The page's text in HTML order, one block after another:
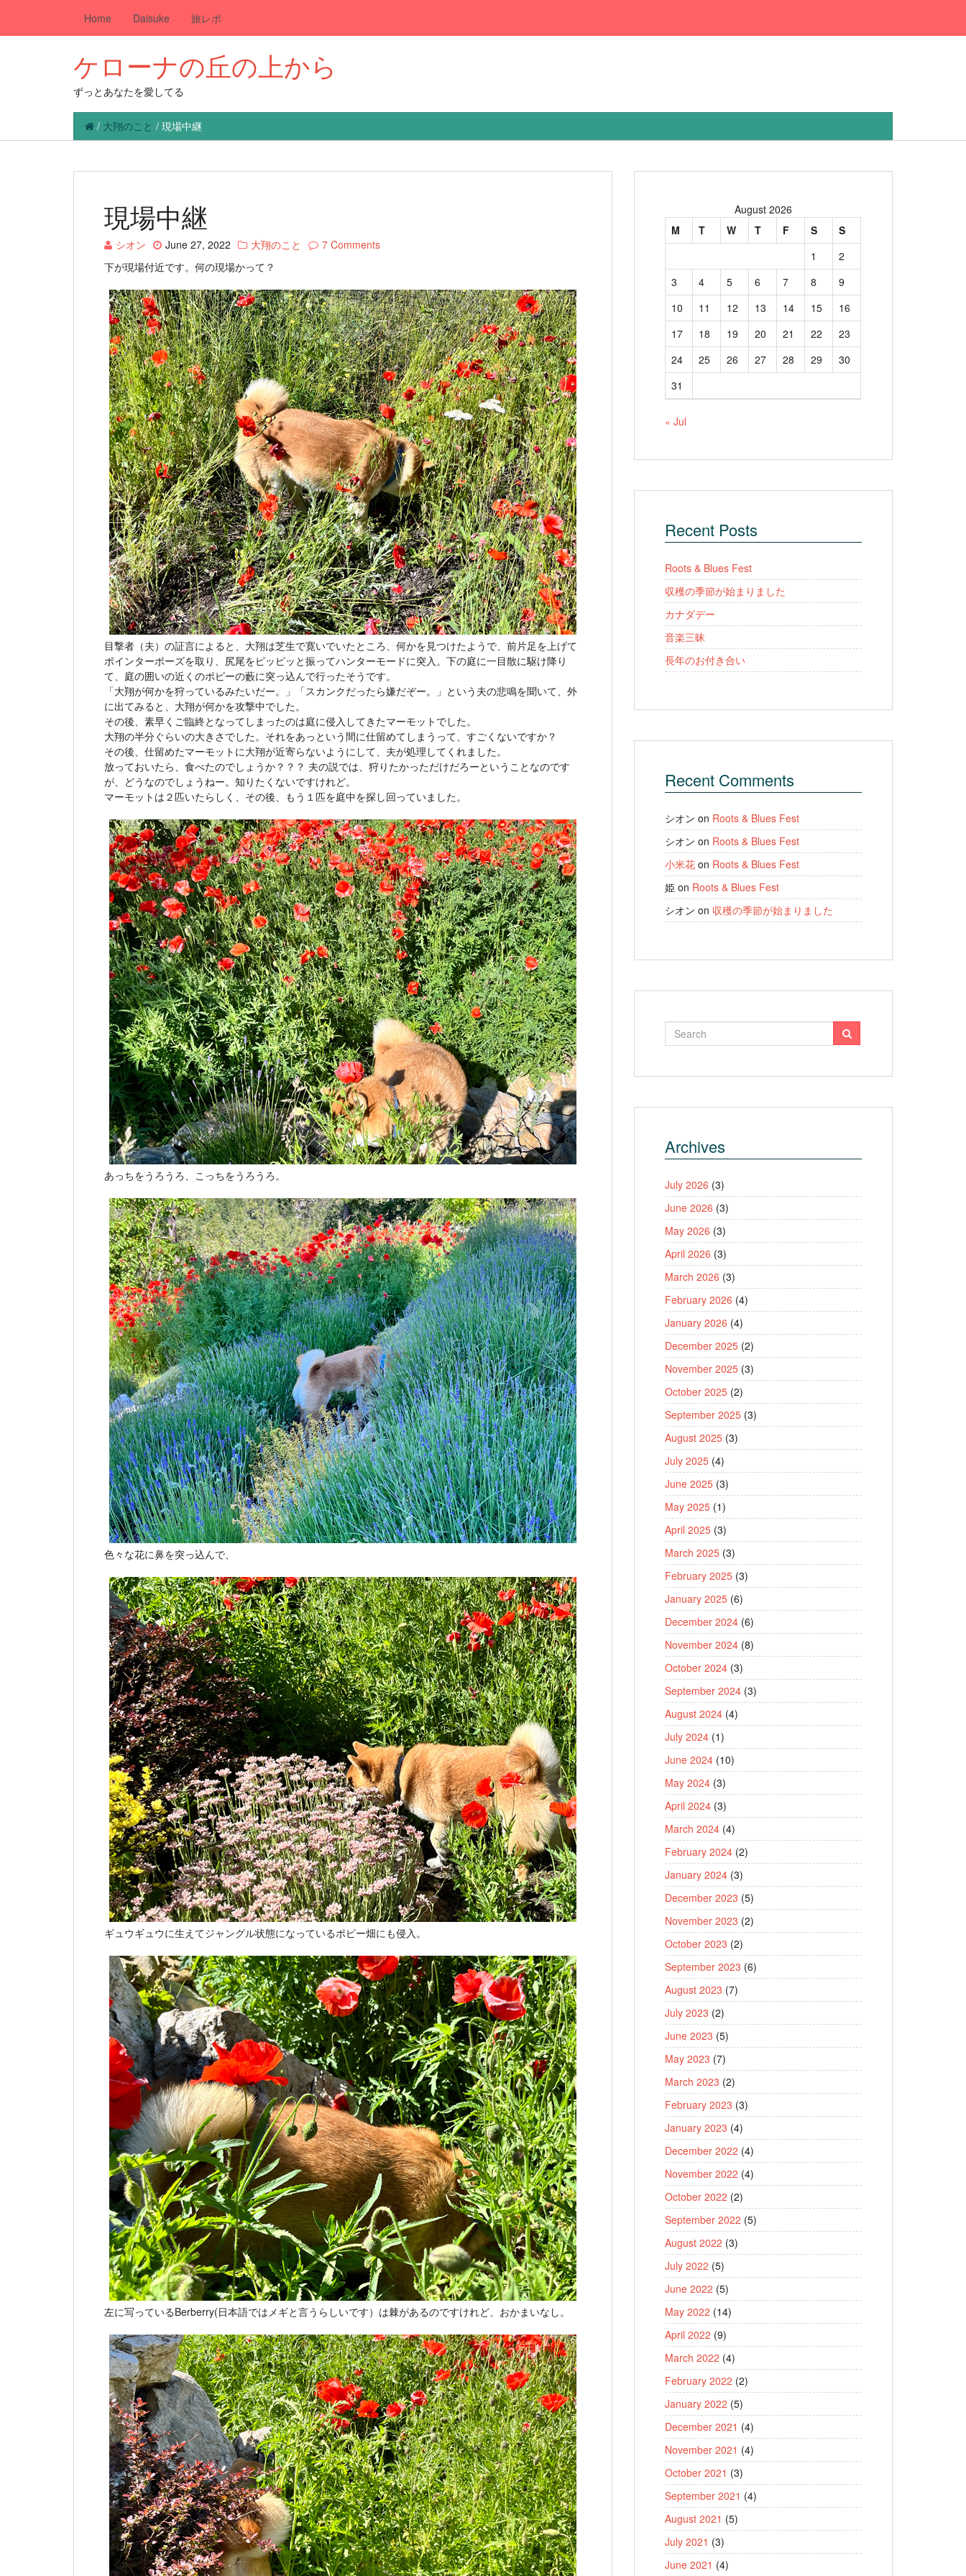
Home Daisuke 旅レポ
ケローナの丘の上から
ずっとあなたを愛してる
/ 大翔のこと / 現場中継
現場中継
シオン June 27, 2022 大翔のこと
7 Comments
下が現場付近です。何の現場かって？
目撃者（夫）の証言によると、大翔は芝生で寛いでいたところ、何かを見つけたようで、前片足を上げて
ポインターポーズを取り、尻尾をピッピッと振ってハンターモードに突入。下の庭に一目散に駆け降り
て、庭の囲いの近くのポピーの藪に突っ込んで行ったそうです。
「大翔が何かを狩っているみたいだー。」「スカンクだったら嫌だぞー。」という夫の悲鳴を聞いて、外
に出てみると、大翔が何かを攻撃中でした。
その後、素早くご臨終となってしまったのは庭に侵入してきたマーモットでした。
大翔の半分ぐらいの大きさでした。それをあっという間に仕留めてしまうって、すごくないですか？
その後、仕留めたマーモットに大翔が近寄らないようにして、夫が処理してくれました。
放っておいたら、食べたのでしょうか？？？ 夫の説では、狩りたかっただけだろーということなのです
が、どうなのでしょうねー。知りたくないですけれど。
マーモットは２匹いたらしく、その後、もう１匹を庭中を探し回っていました。
あっちをうろうろ、こっちをうろうろ。
色々な花に鼻を突っ込んで、
ギュウギュウに生えてジャングル状態になっているポピー畑にも侵入。
左に写っているBerberry(日本語ではメギと言うらしいです）は棘があるのですけれど、おかまいなし。
August 2026
M
T W T F S
S
1
2
3
4 5 6 7 8
9
10
11 12 13 14 15
16
17
18 19 20 21 22
23
24
25 26 27 28 29
30
31
« Jul
Recent Posts
Roots & Blues Fest
収穫の季節が始まりました
カナダデー
音楽三昧
長年のお付き合い
Recent Comments
シオン on Roots & Blues Fest
シオン on Roots & Blues Fest
小米花 on Roots & Blues Fest
姫 on Roots & Blues Fest
シオン on 収穫の季節が始まりました
Archives
July 2026 (3)
June 2026 (3)
May 2026 (3)
April 2026 (3)
March 2026 (3)
February 2026 (4)
January 2026 (4)
December 2025 (2)
November 2025 (3)
October 2025 (2)
September 2025 (3)
August 2025 (3)
July 2025 (4)
June 2025 (3)
May 2025 (1)
April 2025 (3)
March 2025 (3)
February 2025 (3)
January 2025 (6)
December 2024 (6)
November 2024 (8)
October 2024 (3)
September 2024 (3)
August 2024 (4)
July 2024 (1)
June 2024 (10)
May 2024 (3)
April 2024 (3)
March 2024 (4)
February 2024 (2)
January 2024 (3)
December 2023 (5)
November 2023 (2)
October 2023 (2)
September 2023 (6)
August 2023 (7)
July 2023 (2)
June 2023 (5)
May 2023 (7)
March 2023 (2)
February 2023 (3)
January 2023 (4)
December 2022 (4)
November 2022 (4)
October 2022 (2)
September 2022 (5)
August 2022 (3)
July 2022 (5)
June 2022 (5)
May 2022 (14)
April 2022 (9)
March 2022 (4)
February 2022 (2)
January 2022 (5)
December 2021 (4)
November 2021 (4)
October 2021 (3)
September 2021 (4)
August 2021 (5)
July 2021 (3)
June 2021 (4)